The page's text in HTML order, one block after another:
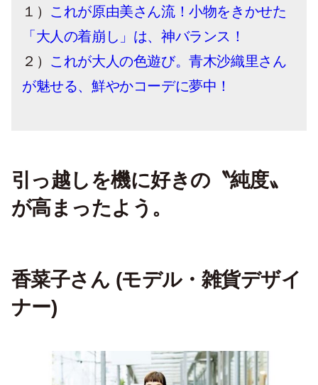
１） これが原由美さん流！小物をきかせた
「大人の着崩し」は、神バランス！
２） これが大人の色遊び。青木沙織里さん
が魅せる、鮮やかコーデに夢中！
引っ越しを機に好きの〝純度〟
が高まったよう。
香菜子さん (モデル・雑貨デザイ
ナー)